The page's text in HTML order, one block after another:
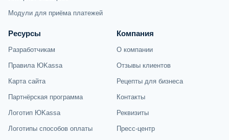
Модули для приёма платежей
Ресурсы
Разработчикам
Правила ЮKassa
Карта сайта
Партнёрская программа
Логотип ЮKassa
Логотипы способов оплаты
Компания
О компании
Отзывы клиентов
Рецепты для бизнеса
Контакты
Реквизиты
Пресс-центр